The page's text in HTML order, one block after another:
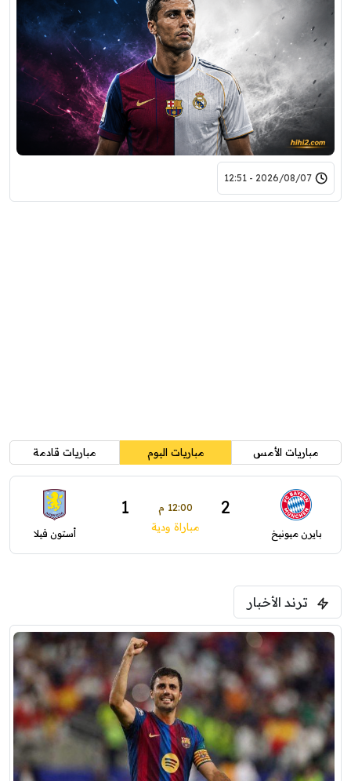
2026/08/07 - 12:51
مباريات الأمس مباريات اليوم مباريات قادمة
بايرن ميونيخ
2 12:00 م 1
مباراة ودية أستون فيلا
ترند الأخبار